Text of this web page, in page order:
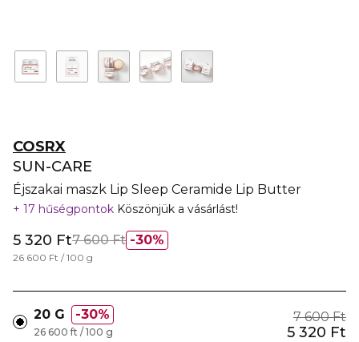
COSRX
SUN-CARE
Éjszakai maszk Lip Sleep Ceramide Lip Butter
17 hűségpontok Köszönjük a vásárlást!
30%
5 320 Ft7 600 Ft
26 600 Ft / 100 g
20 G 30% 7 600 Ft
5 320 Ft
26 600 ft / 100 g